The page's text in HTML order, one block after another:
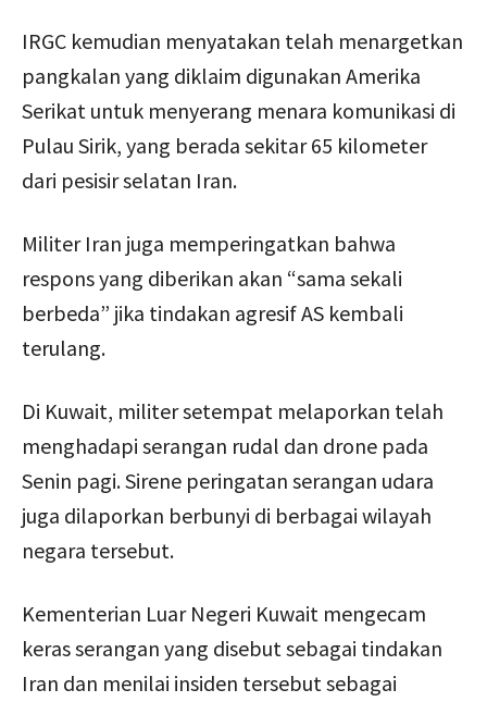
IRGC kemudian menyatakan telah menargetkan
pangkalan yang diklaim digunakan Amerika
Serikat untuk menyerang menara komunikasi di
Pulau Sirik, yang berada sekitar 65 kilometer
dari pesisir selatan Iran.
Militer Iran juga memperingatkan bahwa
respons yang diberikan akan “sama sekali
berbeda” jika tindakan agresif AS kembali
terulang.
Di Kuwait, militer setempat melaporkan telah
menghadapi serangan rudal dan drone pada
Senin pagi. Sirene peringatan serangan udara
juga dilaporkan berbunyi di berbagai wilayah
negara tersebut.
Kementerian Luar Negeri Kuwait mengecam
keras serangan yang disebut sebagai tindakan
Iran dan menilai insiden tersebut sebagai